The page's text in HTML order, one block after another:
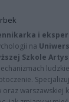
i
na
Szkole
warszawskiej